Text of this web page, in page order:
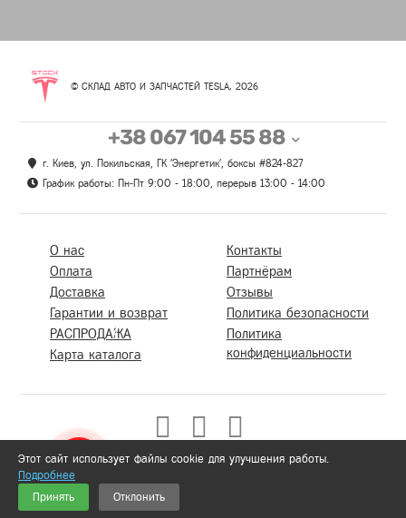
© СКЛАД АВТО И ЗАПЧАСТЕЙ TESLA, 2026
+38 067 104 55 88
г. Киев, ул. Покильская, ГК 'Энергетик', боксы #824-827
График работы: Пн-Пт 9:00 - 18:00, перерыв 13:00 - 14:00
О нас
Оплата
Доставка
Гарантии и возврат
РАСПРОДАЖА
Карта каталога
Контакты
Партнёрам
Отзывы
Политика безопасности
Политика
конфиденциальности
Этот сайт использует файлы cookie для улучшения работы.
Подробнее
Принять
Отклонить